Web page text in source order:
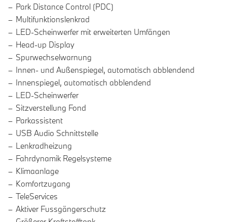
Park Distance Control (PDC)
Multifunktionslenkrad
LED-Scheinwerfer mit erweiterten Umfängen
Head-up Display
Spurwechselwarnung
Innen- und Außenspiegel, automatisch abblendend
Innenspiegel, automatisch abblendend
LED-Scheinwerfer
Sitzverstellung Fond
Parkassistent
USB Audio Schnittstelle
Lenkradheizung
Fahrdynamik Regelsysteme
Klimaanlage
Komfortzugang
TeleServices
Aktiver Fussgängerschutz